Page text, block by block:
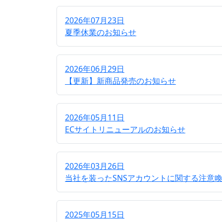
2026年07月23日
夏季休業のお知らせ
2026年06月29日
【更新】新商品発売のお知らせ
2026年05月11日
ECサイトリニューアルのお知らせ
2026年03月26日
当社を装ったSNSアカウントに関する注意
2025年05月15日